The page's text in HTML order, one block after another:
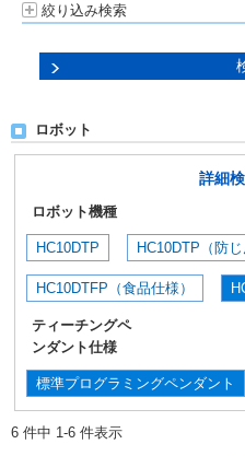
絞り込み検索
ロボット
詳細
ロボット機種
HC10DTP HC10DTP（防じ
HC10DTFP（食品仕様）
ティーチングペ
ンダント仕様
標準プログラミングペンダント
6 件中 1-6 件表示